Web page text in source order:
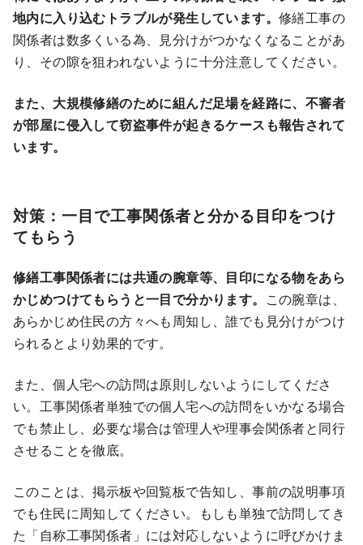
地内に入り込むトラブルが発生しています。 修繕工事の
関係者は数多くいる為、見分けがつかなくなることがあ
り、その隙を狙われないように十分注意してください。
また、大規模修繕のために組んだ足場を経路に、不審者
が部屋に侵入して窃盗事件が起きるケースも報告されて
います。
対策：一目で工事関係者と分かる目印をつけ
てもらう
修繕工事関係者には共通の腕章等、目印になる物をあら
かじめつけてもらうと一目で分かります。 この腕章は、
あらかじめ住民の方々へも周知し、誰でも見分けがつけ
られるとより効果的です。
また、個人宅への訪問は原則しないようにしてくださ
い。工事関係者単独での個人宅への訪問をいかなる場合
でも禁止し、必要な場合は管理人や理事会関係者と同行
させることを徹底。
このことは、掲示板や回覧板で告知し、事前の説明事項
でも住民に周知してください。もしも単独で訪問してき
た「自称工事関係者」には対応しないように呼びかけま